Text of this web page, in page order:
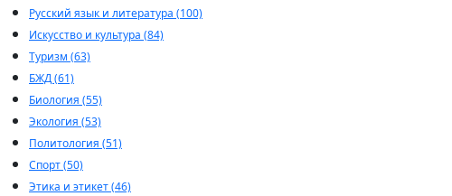
Русский язык и литература (100)
Искусство и культура (84)
Туризм (63)
БЖД (61)
Биология (55)
Экология (53)
Политология (51)
Спорт (50)
Этика и этикет (46)